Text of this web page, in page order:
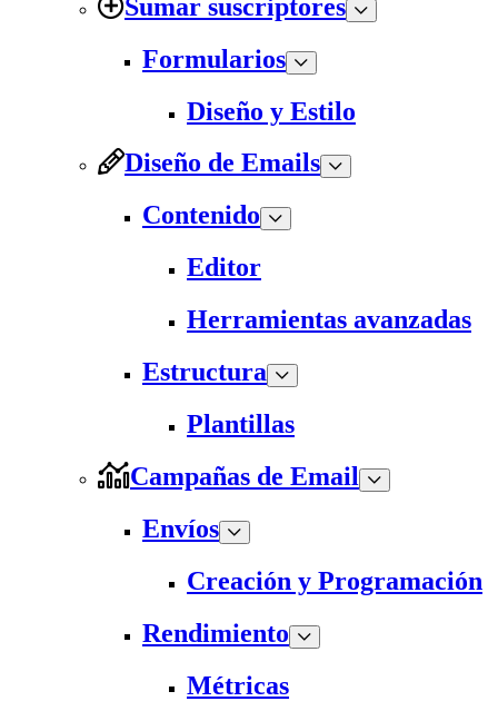
Sumar suscriptores
Formularios
Diseño y Estilo
Diseño de Emails
Contenido
Editor
Herramientas avanzadas
Estructura
Plantillas
Campañas de Email
Envíos
Creación y Programación
Rendimiento
Métricas